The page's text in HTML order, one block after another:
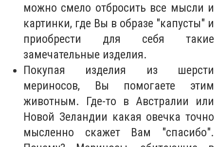
можно смело отбросить все мысли и
картинки, где Вы в образе "капусты" и
приобрести для себя такие
замечательные изделия.
Покупая изделия из шерсти
мериносов, Вы помогаете этим
животным. Где-то в Австралии или
Новой Зеландии какая овечка точно
мысленно скажет Вам "спасибо".